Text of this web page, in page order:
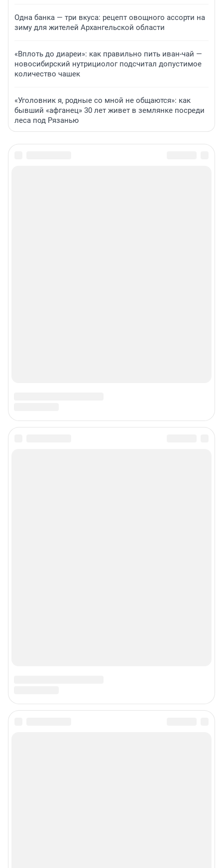
Одна банка — три вкуса: рецепт овощного ассорти на
зиму для жителей Архангельской области
«Вплоть до диареи»: как правильно пить иван-чай —
новосибирский нутрициолог подсчитал допустимое
количество чашек
«Уголовник я, родные со мной не общаются»: как
бывший «афганец» 30 лет живет в землянке посреди
леса под Рязанью